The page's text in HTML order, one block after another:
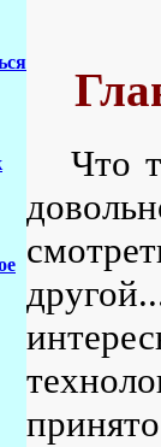
Что